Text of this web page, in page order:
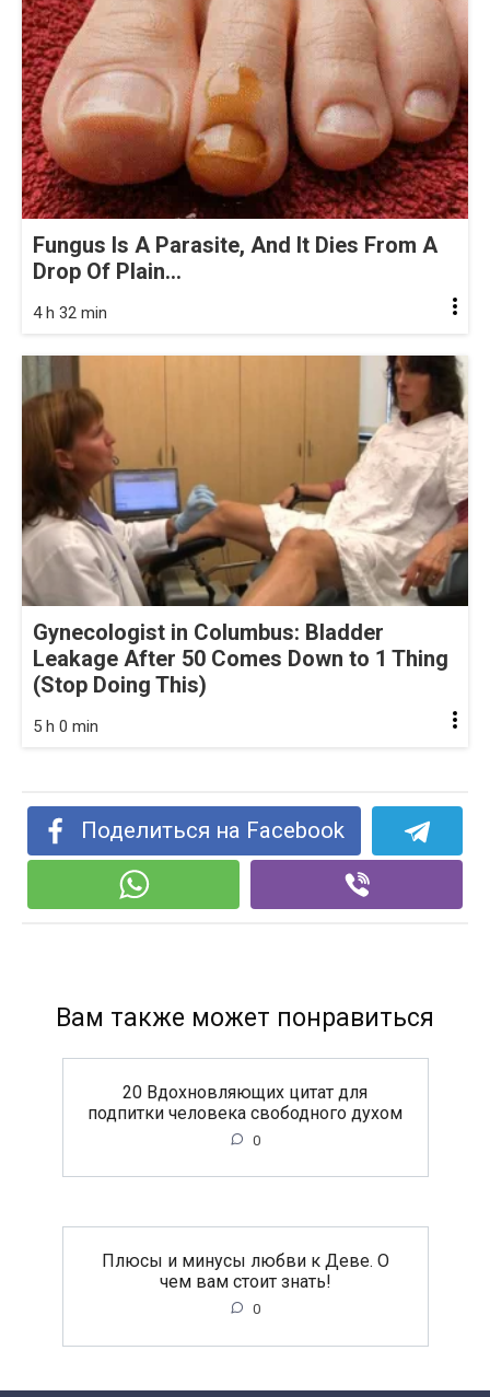
Fungus Is A Parasite, And It Dies From A
Drop Of Plain...
4 h 32 min
Gynecologist in Columbus: Bladder
Leakage After 50 Comes Down to 1 Thing
(Stop Doing This)
5 h 0 min
Поделиться на Facebook
Вам также может понравиться
20 Вдохновляющих цитат для
подпитки человека свободного духом
0
Плюсы и минусы любви к Деве. О
чем вам стоит знать!
0